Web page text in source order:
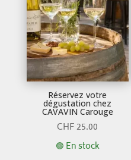
Réservez votre
dégustation chez
CAVAVIN Carouge
CHF25.00
🟢 En stock